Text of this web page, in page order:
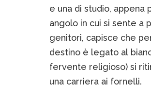
e una di studio, appena
angolo in cui si sente a
genitori, capisce che
destino è legato al
fervente religioso) si
una carriera ai fornelli.